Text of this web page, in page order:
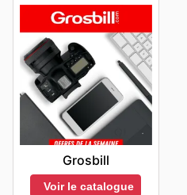
Grosbill
Voir le catalogue